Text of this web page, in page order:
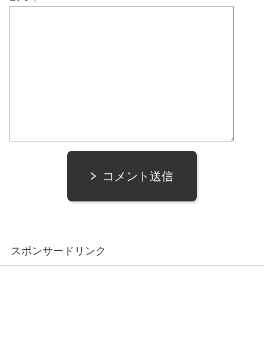
コメント送信
スポンサードリンク